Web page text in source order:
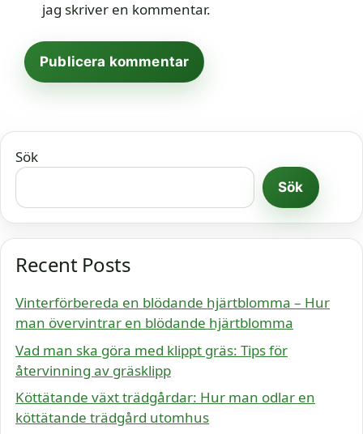
jag skriver en kommentar.
Sök
Sök
Recent Posts
Vinterförbereda en blödande hjärtblomma – Hur
man övervintrar en blödande hjärtblomma
Vad man ska göra med klippt gräs: Tips för
återvinning av gräsklipp
Köttätande växt trädgårdar: Hur man odlar en
köttätande trädgård utomhus